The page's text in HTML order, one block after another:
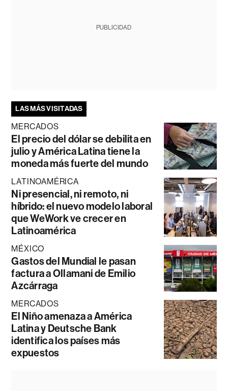
PUBLICIDAD
LAS MÁS VISITADAS
MERCADOS
El precio del dólar se debilita en
julio y América Latina tiene la
moneda más fuerte del mundo
LATINOAMÉRICA
Ni presencial, ni remoto, ni
híbrido: el nuevo modelo laboral
que WeWork ve crecer en
Latinoamérica
MÉXICO
Gastos del Mundial le pasan
factura a Ollamani de Emilio
Azcárraga
MERCADOS
El Niño amenaza a América
Latina y Deutsche Bank
identifica los países más
expuestos